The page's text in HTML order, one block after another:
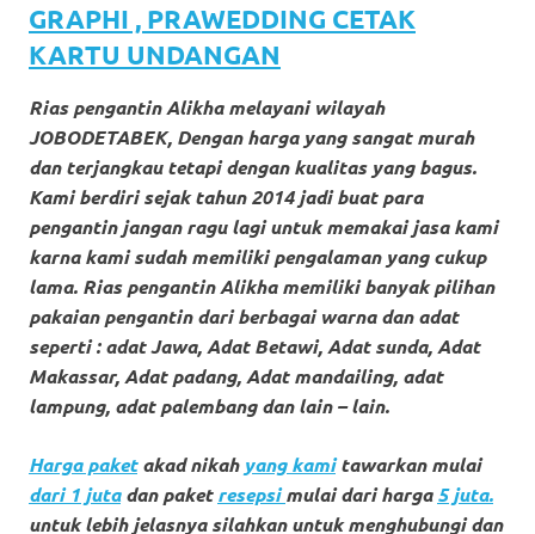
loanswatches.com.
Wiht
80%
Discount
replica
watches.
click
fake
watches.
the
GRAPHI , PRAWEDDING CETAK
KARTU UNDANGAN
Rias pengantin Alikha melayani wilayah
JOBODETABEK, Dengan harga yang sangat murah
dan terjangkau tetapi dengan kualitas yang bagus.
Kami berdiri sejak tahun 2014 jadi buat para
pengantin jangan ragu lagi untuk memakai jasa kami
karna kami sudah memiliki pengalaman yang cukup
lama. Rias pengantin Alikha memiliki banyak pilihan
pakaian pengantin dari berbagai warna dan adat
seperti : adat Jawa, Adat Betawi, Adat sunda, Adat
Makassar, Adat padang, Adat mandailing, adat
lampung, adat palembang dan lain – lain.
Harga paketakad nikah yang kamitawarkan mulai
dari 1 jutadan paketresepsimulai dari harga5 juta.
untuk lebih jelasnya silahkan untuk menghubungi dan